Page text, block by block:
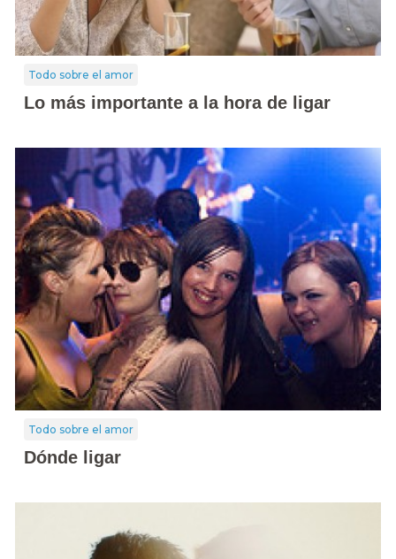
Todo sobre el amor
Lo más importante a la hora de ligar
Todo sobre el amor
Dónde ligar